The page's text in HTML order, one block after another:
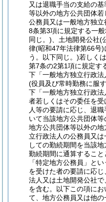
又は退職手当の支給の
等以外の地方公共団体
公務員又は一般地方独立
8条第3項に規定する一
同じ。) 、土地開発公社(
律(昭和47年法律第66号)
う。以下同じ。)若しく
第7条の2第1項に規定す
下「一般地方独立行政
(役員及び常時勤務に服
下「一般地方独立行政
者若しくはその委任を
人等の要請に応じ、退
いて当該地方公共団体
地方公共団体等以外の
立行政法人の公務員又
しての勤続期間を当該
勤続期間に通算するこ
「特定地方公務員」とい
を受けた者の要請に応
法人又は土地開発公社で
を含む。以下この項にお
て、地方公務員又は他